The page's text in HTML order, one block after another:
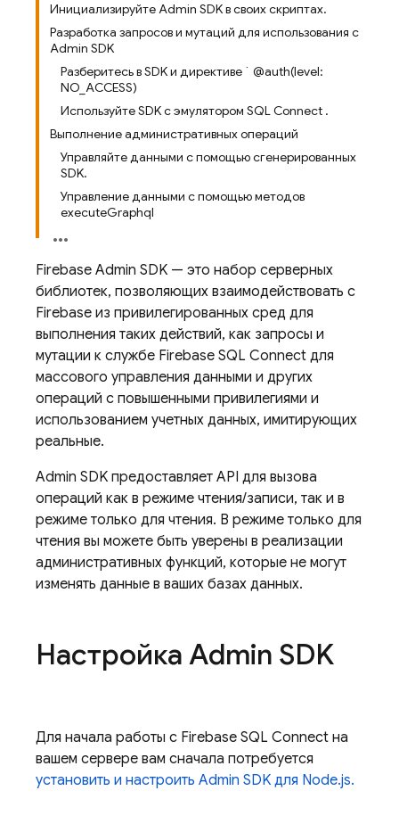
Инициализируйте Admin SDK в своих скриптах.
Разработка запросов и мутаций для использования с
Admin SDK
Разберитесь в SDK и директиве ` @auth(level:
NO_ACCESS)
Используйте SDK с эмулятором SQL Connect .
Выполнение административных операций
Управляйте данными с помощью сгенерированных
SDK.
Управление данными с помощью методов
executeGraphql
Firebase Admin SDK — это набор серверных
библиотек, позволяющих взаимодействовать с
Firebase из привилегированных сред для
выполнения таких действий, как запросы и
мутации к службе Firebase SQL Connect для
массового управления данными и других
операций с повышенными привилегиями и
использованием учетных данных, имитирующих
реальные.
Admin SDK предоставляет API для вызова
операций как в режиме чтения/записи, так и в
режиме только для чтения. В режиме только для
чтения вы можете быть уверены в реализации
административных функций, которые не могут
изменять данные в ваших базах данных.
Настройка Admin SDK
Для начала работы с Firebase SQL Connect на
вашем сервере вам сначала потребуется
установить и настроить Admin SDK для Node.js.